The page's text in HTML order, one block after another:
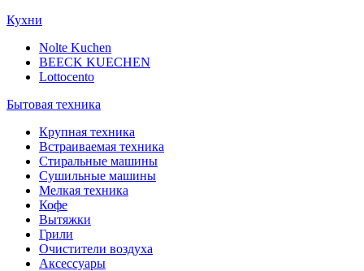
Кухни
Nolte Kuchen
BEECK KUECHEN
Lottocento
Бытовая техника
Крупная техника
Встраиваемая техника
Стиральные машины
Сушильные машины
Мелкая техника
Кофе
Вытяжки
Грили
Очистители воздуха
Аксессуары